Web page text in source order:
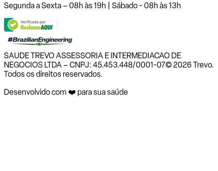
Segunda a Sexta – 08h às 19h | Sábado - 08h às 13h
SAUDE TREVO ASSESSORIA E INTERMEDIACAO DE
NEGOCIOS LTDA – CNPJ: 45.453.448/0001-07© 2026 Trevo.
Todos os direitos reservados.
Desenvolvido com ❤️ para sua saúde